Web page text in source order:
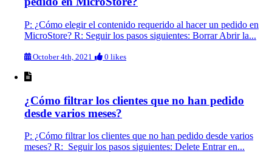
P: ¿Cómo elegir el contenido requerido al hacer un pedido en
MicroStore? R: Seguir los pasos siguientes: Borrar Abrir la...
October 4th, 2021 0 likes
¿Cómo filtrar los clientes que no han pedido
desde varios meses?
P: ¿Cómo filtrar los clientes que no han pedido desde varios
meses? R: Seguir los pasos siguientes: Delete Entrar en...